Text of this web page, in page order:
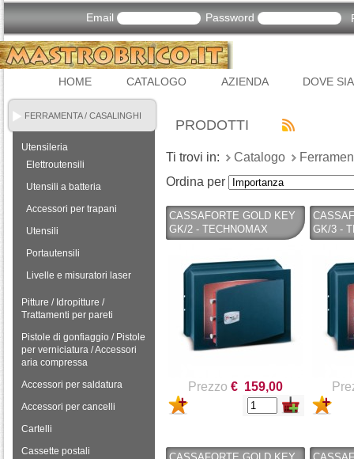
Email Password
HOME CATALOGO AZIENDA DOVE
FERRAMENTA / CASALINGHI
Utensileria
Elettroutensili
Utensili a batteria
Accessori per trapani
Utensili
Portautensili
Livelle e misuratori laser
Pitture / Idropitture /
Trattamenti per pareti
Pistole di gonfiaggio / Pistole
per verniciatura / Accessori
aria compressa
Accessori per saldatura
Accessori per cancelli
Cartelli
Cassette postali
PRODOTTI
Ti trovi in: Catalogo
Ordina per
CASSAFORTE GOLD KEY
GK/2 - TECHNOMAX
Prezzo € 159,00
GK/3 -